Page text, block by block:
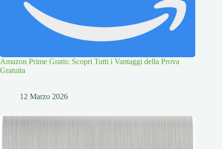
Amazon Prime Gratis: Scopri Tutti i Vantaggi della Prova
Gratuita
12 Marzo 2026